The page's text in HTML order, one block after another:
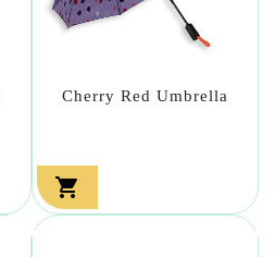
Cherry Red Umbrella
